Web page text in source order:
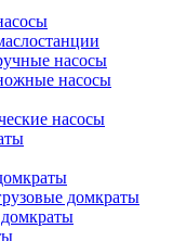
насосы
насосы
насосы
домкраты
домкраты